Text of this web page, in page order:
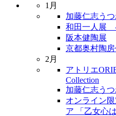
1月
加藤仁志う
和田一人展
阪本健陶展
京都奥村陶
2月
アトリエ
Collection
加藤仁志う
オンライン
ア 「乙女心